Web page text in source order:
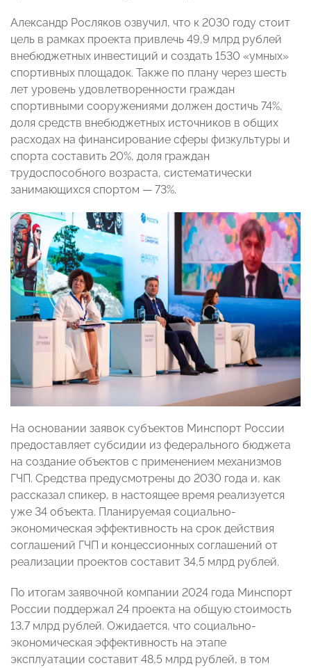
Александр Росляков озвучил, что к 2030 году стоит
цель в рамках проекта привлечь 49,9 млрд рублей
внебюджетных инвестиций и создать 1530 «умных»
спортивных площадок. Также по плану через шесть
лет уровень удовлетворенности граждан
спортивными сооружениями должен достичь 74%,
доля средств внебюджетных источников в общих
расходах на финансирование сферы физкультуры и
спорта составить 20%, доля граждан
трудоспособного возраста, систематически
занимающихся спортом — 73%.
На основании заявок субъектов Минспорт России
предоставляет субсидии из федерального бюджета
на создание объектов с применением механизмов
ГЧП. Средства предусмотрены до 2030 года и, как
рассказал спикер, в настоящее время реализуется
уже 34 объекта. Планируемая социально-
экономическая эффективность на срок действия
соглашений ГЧП и концессионных соглашений от
реализации проектов составит 34,5 млрд рублей.
По итогам заявочной компании 2024 года Минспорт
России поддержал 24 проекта на общую стоимость
13,7 млрд рублей. Ожидается, что социально-
экономическая эффективность на этапе
эксплуатации составит 48,5 млрд рублей, в том